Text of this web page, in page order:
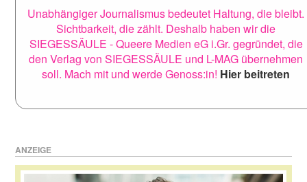
Unabhängiger Journalismus bedeutet Haltung, die bleibt.
Sichtbarkeit, die zählt. Deshalb haben wir die
SIEGESSÄULE - Queere Medien eG i.Gr. gegründet, die
den Verlag von SIEGESSÄULE und L-MAG übernehmen
soll. Mach mit und werde Genoss:in! Hier beitreten
ANZEIGE